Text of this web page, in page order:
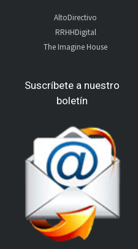
AltoDirectivo
RRHHDigital
The Imagine House
Suscríbete a nuestro
boletín